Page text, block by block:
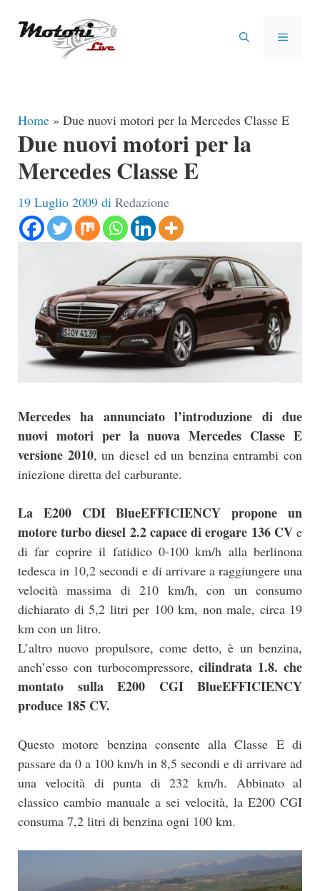
MENU
Home » Due nuovi motori per la Mercedes Classe E
Due nuovi motori per la
Mercedes Classe E
19 Luglio 2009 di Redazione
Mercedes ha annunciato l’introduzione di due
nuovi motori per la nuova Mercedes Classe E
versione 2010, un diesel ed un benzina entrambi con
iniezione diretta del carburante.
La E200 CDI BlueEFFICIENCY propone un
motore turbo diesel 2.2 capace di erogare 136 CVe
di far coprire il fatidico 0-100 km/h alla berlinona
tedesca in 10,2 secondi e di arrivare a raggiungere una
velocità massima di 210 km/h, con un consumo
dichiarato di 5,2 litri per 100 km, non male, circa 19
km con un litro.
L’altro nuovo propulsore, come detto, è un benzina,
anch’esso con turbocompressore,cilindrata 1.8. che
montato sulla E200 CGI BlueEFFICIENCY
produce 185 CV.
Questo motore benzina consente alla Classe E di
passare da 0 a 100 km/h in 8,5 secondi e di arrivare ad
una velocità di punta di 232 km/h. Abbinato al
classico cambio manuale a sei velocità, la E200 CGI
consuma 7,2 litri di benzina ogni 100 km.